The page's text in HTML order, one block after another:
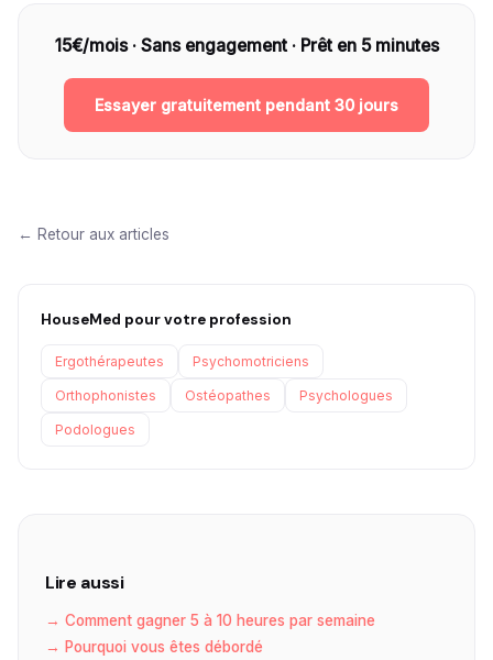
15€/mois · Sans engagement · Prêt en 5 minutes
Essayer gratuitement pendant 30 jours
← Retour aux articles
HouseMed pour votre profession
Ergothérapeutes Psychomotriciens
Orthophonistes Ostéopathes Psychologues
Podologues
Lire aussi
→ Comment gagner 5 à 10 heures par semaine
→ Pourquoi vous êtes débordé